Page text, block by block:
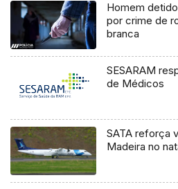
Homem
por crime de
branca
SESARAM
de Médicos
SATA reforça
Madeira no